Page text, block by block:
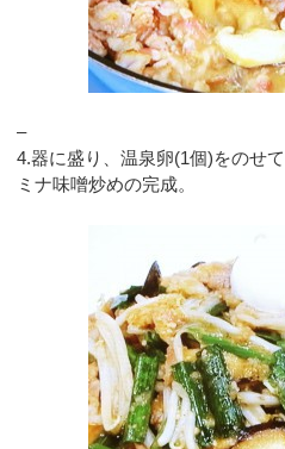
–
4.器に盛り、温泉卵(1個)をのせ
ミナ味噌炒めの完成。